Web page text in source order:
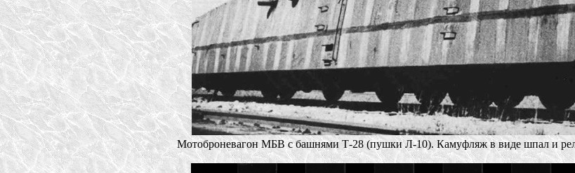
Мотоброневагон МБВ с башнями Т-28 (пушки Л-10). Камуфляж в виде шпал и